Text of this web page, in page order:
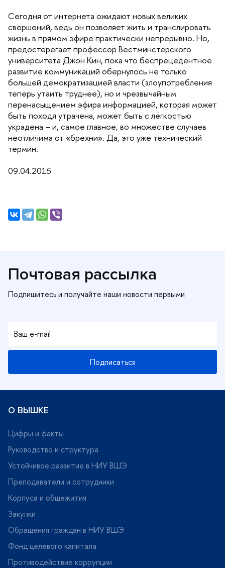
Сегодня от интернета ожидают новых великих
свершений, ведь он позволяет жить и транслировать
жизнь в прямом эфире практически непрерывно. Но,
предостерегает профессор Вестминстерского
университета Джон Кин, пока что беспрецедентное
развитие коммуникаций обернулось не только
ольшей демократизацией власти (злоупотребления
теперь утаить труднее), но и чрезвычайным
перенасыщением эфира информацией, которая может
ыть походя утрачена, может быть с лёгкостью
украдена – и, самое главное, во множестве случае
неотличима от «брехни». Да, это уже технический
термин.
09.04.2015
Почтовая рассылка
Подписаться
О ВЫШКЕ
Цифры и факты
Руководство и структура
Устойчивое развитие в НИУ ВШЭ
Преподаватели и сотрудники
Корпуса и общежития
Закупки
Обращения граждан в НИУ ВШЭ
Фонд целевого капитала
Противодействие коррупции